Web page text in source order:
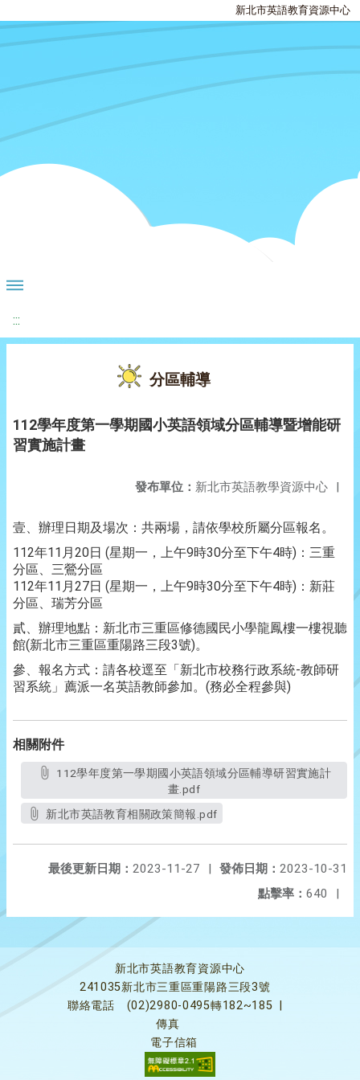
新北市英語教育資源中心
:::
分區輔導
112學年度第一學期國小英語領域分區輔導暨增能研
習實施計畫
發布單位： 新北市英語教學資源中心 |
壹、辦理日期及場次：共兩場，請依學校所屬分區報名。
112年11月20日 (星期一，上午9時30分至下午4時)：三重
分區、三鶯分區
112年11月27日 (星期一，上午9時30分至下午4時)：新莊
分區、瑞芳分區
貳、辦理地點：新北市三重區修德國民小學龍鳳樓一樓視聽
館(新北市三重區重陽路三段3號)。
參、報名方式：請各校逕至「新北市校務行政系統-教師研
習系統」薦派一名英語教師參加。(務必全程參與)
相關附件
畫.pdf
新北市英語教育相關政策簡報.pdf
發佈日期： 2023-10-31
最後更新日期： 2023-11-27
|
點擊率： 640 |
新北市英語教育資源中心
241035新北市三重區重陽路三段3號
聯絡電話
(02)2980-0495轉182~185
傳真
電子信箱